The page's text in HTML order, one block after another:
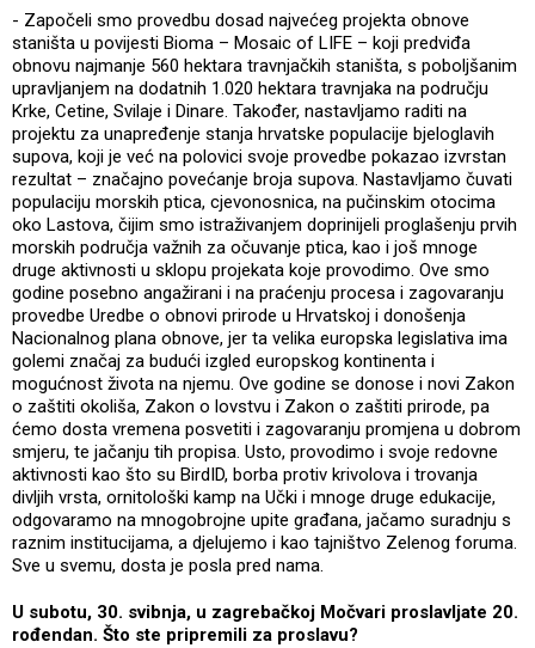
- Započeli smo provedbu dosad najvećeg projekta obnove
staništa u povijesti Bioma – Mosaic of LIFE – koji predviđa
obnovu najmanje 560 hektara travnjačkih staništa, s poboljšanim
upravljanjem na dodatnih 1.020 hektara travnjaka na području
Krke, Cetine, Svilaje i Dinare. Također, nastavljamo raditi na
projektu za unapređenje stanja hrvatske populacije bjeloglavih
supova, koji je već na polovici svoje provedbe pokazao izvrstan
rezultat – značajno povećanje broja supova. Nastavljamo čuvati
populaciju morskih ptica, cjevonosnica, na pučinskim otocima
oko Lastova, čijim smo istraživanjem doprinijeli proglašenju prvih
morskih područja važnih za očuvanje ptica, kao i još mnoge
druge aktivnosti u sklopu projekata koje provodimo. Ove smo
godine posebno angažirani i na praćenju procesa i zagovaranju
provedbe Uredbe o obnovi prirode u Hrvatskoj i donošenja
Nacionalnog plana obnove, jer ta velika europska legislativa ima
golemi značaj za budući izgled europskog kontinenta i
mogućnost života na njemu. Ove godine se donose i novi Zakon
o zaštiti okoliša, Zakon o lovstvu i Zakon o zaštiti prirode, pa
ćemo dosta vremena posvetiti i zagovaranju promjena u dobrom
smjeru, te jačanju tih propisa. Usto, provodimo i svoje redovne
aktivnosti kao što su BirdID, borba protiv krivolova i trovanja
divljih vrsta, ornitološki kamp na Učki i mnoge druge edukacije,
odgovaramo na mnogobrojne upite građana, jačamo suradnju s
raznim institucijama, a djelujemo i kao tajništvo Zelenog foruma.
Sve u svemu, dosta je posla pred nama.
U subotu, 30. svibnja, u zagrebačkoj Močvari proslavljate 20.
rođendan. Što ste pripremili za proslavu?